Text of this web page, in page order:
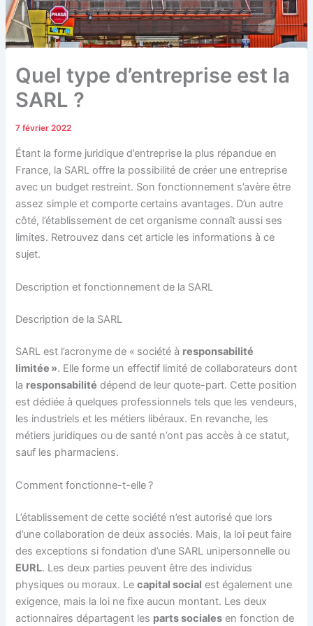
Quel type d’entreprise est la
SARL ?
7 février 2022
Étant la forme juridique d’entreprise la plus répandue en
France, la SARL offre la possibilité de créer une entreprise
avec un budget restreint. Son fonctionnement s’avère être
assez simple et comporte certains avantages. D’un autre
côté, l’établissement de cet organisme connaît aussi ses
limites. Retrouvez dans cet article les informations à ce
sujet.
Description et fonctionnement de la SARL
Description de la SARL
SARL est l’acronyme de « société à responsabilité
limitée ». Elle forme un effectif limité de collaborateurs dont
la responsabilité dépend de leur quote-part. Cette position
est dédiée à quelques professionnels tels que les vendeurs,
les industriels et les métiers libéraux. En revanche, les
métiers juridiques ou de santé n’ont pas accès à ce statut,
sauf les pharmaciens.
Comment fonctionne-t-elle ?
L’établissement de cette société n’est autorisé que lors
d’une collaboration de deux associés. Mais, la loi peut faire
des exceptions si fondation d’une SARL unipersonnelle ou
EURL. Les deux parties peuvent être des individus
physiques ou moraux. Lecapital social est également une
exigence, mais la loi ne fixe aucun montant. Les deux
actionnaires départagent les parts sociales en fonction de